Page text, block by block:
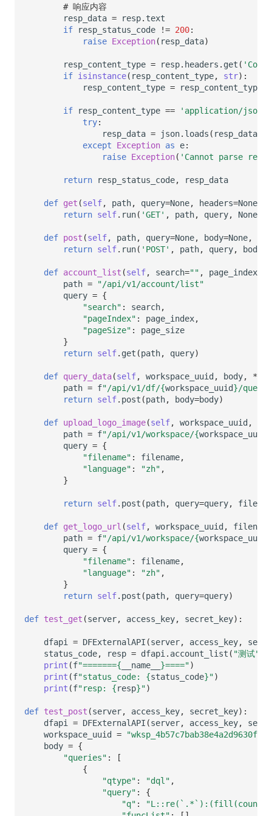
# 响应内容
resp_data = resp. text
if
resp_status_code != 200:
raise Exception( resp_data)
resp_content_type = resp. headers . get (
if isinstance( resp_content_type, str):
resp_content_type = resp_content_type
if resp_content_type == 'application/json'
try:
resp_data = json. loads ( resp_data
except
Exception as e:
raise Exception( 'Cannot parse
return resp_status_code, resp_data
def get (self, path, query=None, headers=None
return self. run( 'GET' , path, query, None
def post (self, path, query=None, body=None,
return self. run( 'POST' , path, query, body
def account_list (self, search="" , page_index
path =
"/api/v1/account/list"
query = {
"search" : search,
"pageIndex" : page_index,
"pageSize" :
page_size
}
return self. get (path, query)
def query_data(self, workspace_uuid, body, **
path = f"/api/v1/df/{workspace_uuid}/
return self. post (path, body=body)
def upload_logo_image(self, workspace_uuid,
path = f"/api/v1/workspace/{workspace_uuid
query = {
"filename" : filename,
"language" : "zh" ,
}
return self. post (path, query=query,
def get_logo_url (self, workspace_uuid,
filename
path = f"/api/v1/workspace/{workspace_uuid
query = {
"filename" : filename,
"language" : "zh" ,
}
return self. post (path, query=query)
def test_get (server, access_key, secret_key):
dfapi = DFExternalAPI (server, access_key,
status_code, resp = dfapi . account_list ( "测试"
print (f"======={ __name__ }====")
print (f"status_code: {status_code}")
print (f"resp: {resp}")
def test_post (server, access_key, secret_key):
dfapi
= DFExternalAPI (server, access_key,
workspace_uuid =
body = {
"queries" :
[
{
"qtype" : "dql" ,
"query" :
{
"q" :